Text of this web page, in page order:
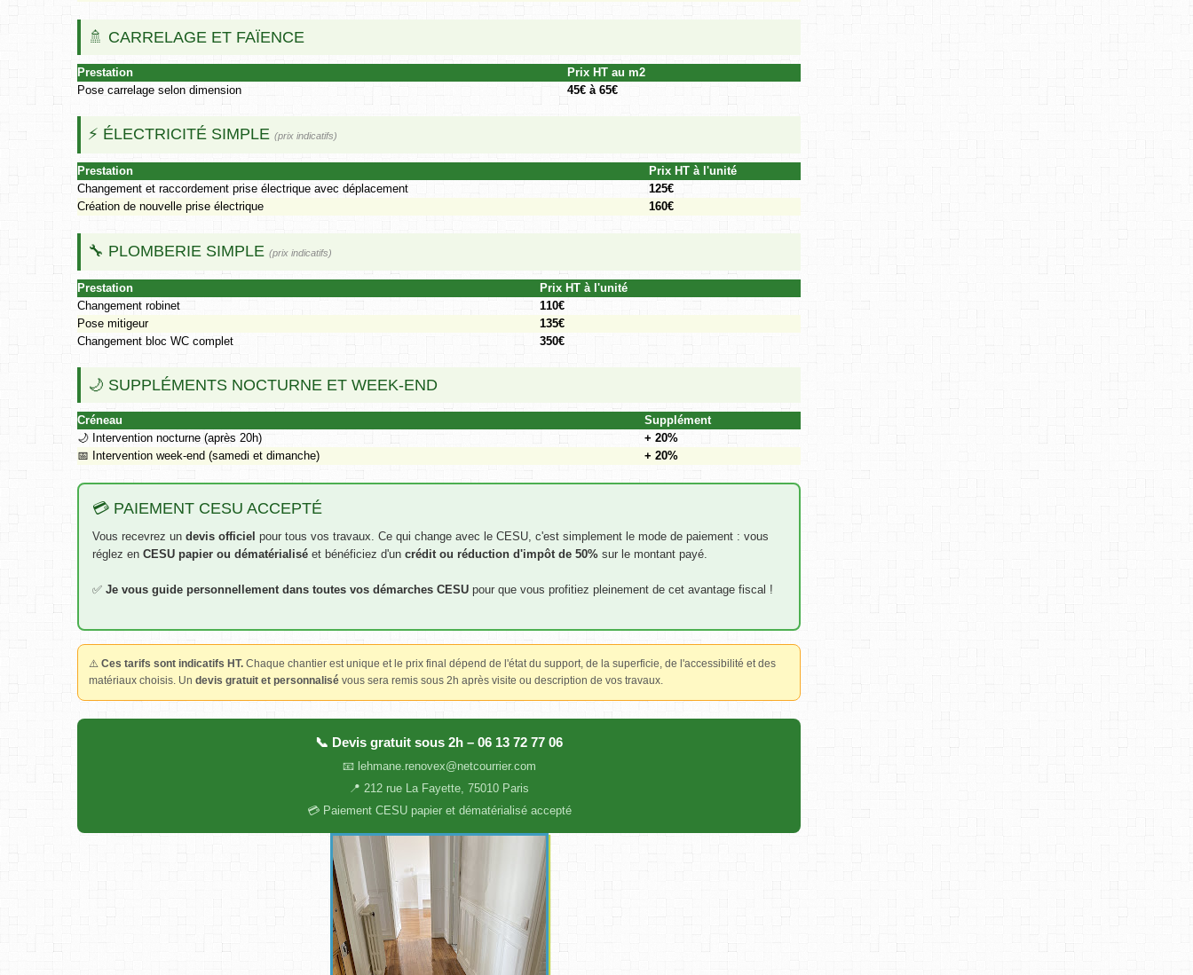
🚿 CARRELAGE ET FAÏENCE
Prestation
Prix HT au m2
Pose carrelage selon dimension
45€ à 65€
⚡ ÉLECTRICITÉ SIMPLE (prix indicatifs)
Prestation
Prix HT à l'unité
Changement et raccordement prise électrique avec déplacement
125€
Création de nouvelle prise électrique
160€
🔧 PLOMBERIE SIMPLE (prix indicatifs)
Prestation
Prix HT à l'unité
Changement robinet
110€
Pose mitigeur
135€
Changement bloc WC complet
350€
🌙 SUPPLÉMENTS NOCTURNE ET WEEK-END
Créneau
Supplément
🌙 Intervention nocturne (après 20h)
+ 20%
📅 Intervention week-end (samedi et dimanche)
+ 20%
💳 PAIEMENT CESU ACCEPTÉ
Vous recevrez un devis officiel pour tous vos travaux. Ce qui change avec le CESU, c'est simplement le mode de paiement : vous
réglez en CESU papier ou dématérialisé et bénéficiez d'un crédit ou réduction d'impôt de 50% sur le montant payé.
✅ Je vous guide personnellement dans toutes vos démarches CESU pour que vous profitiez pleinement de cet avantage fiscal !
⚠️ Ces tarifs sont indicatifs HT. Chaque chantier est unique et le prix final dépend de l'état du support, de la superficie, de l'accessibilité et des
matériaux choisis. Un devis gratuit et personnalisé vous sera remis sous 2h après visite ou description de vos travaux.
📞 Devis gratuit sous 2h – 06 13 72 77 06
📧 lehmane.renovex@netcourrier.com
📍 212 rue La Fayette, 75010 Paris
💳 Paiement CESU papier et dématérialisé accepté